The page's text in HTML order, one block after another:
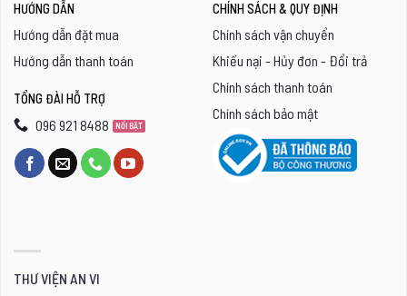
HƯỚNG DẪN
Hướng dẫn đặt mua
Hướng dẫn thanh toán
TỔNG ĐÀI HỖ TRỢ
096 921 8488
CHÍNH SÁCH & QUY ĐỊNH
Chính sách vận chuyển
Khiếu nại - Hủy đơn - Đổi trả
Chính sách thanh toán
Chính sách bảo mật
THƯ VIỆN AN VI